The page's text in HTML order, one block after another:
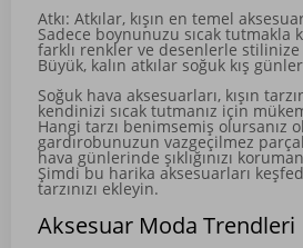
Atkı: Atkılar, kışın en temel
Sadece boynunuzu sıcak tutmakla
farklı renkler ve desenlerle stilinize
Büyük, kalın atkılar soğuk kış
Soğuk hava aksesuarları, kışın
kendinizi sıcak tutmanız için
Hangi tarzı benimsemiş olursanız
gardırobunuzun vazgeçilmez
hava günlerinde şıklığınızı
Şimdi bu harika aksesuarları
tarzınızı ekleyin.
Aksesuar Moda Trendleri